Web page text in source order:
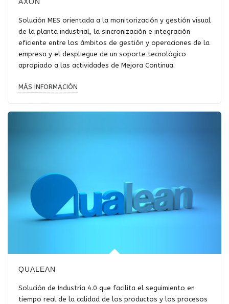
AXÓN
Solución MES orientada a la monitorización y gestión visual
de la planta industrial, la sincronización e integración
eficiente entre los ámbitos de gestión y operaciones de la
empresa y el despliegue de un soporte tecnológico
apropiado a las actividades de Mejora Continua.
MÁS INFORMACIÓN
QUALEAN
Solución de Industria 4.0 que facilita el seguimiento en
tiempo real de la calidad de los productos y los procesos